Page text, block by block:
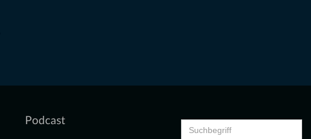
Podcast
Search
for: